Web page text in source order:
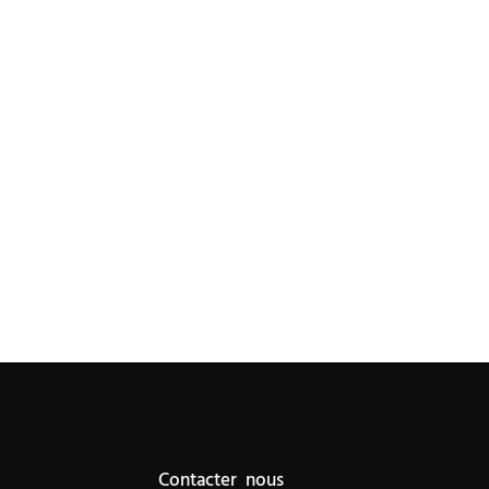
Contacter nous